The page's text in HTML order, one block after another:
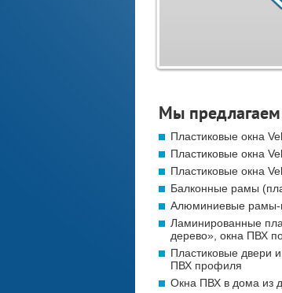
Мы
Пластиковые окна
Пластиковые окна
Пластиковые окна
Балконные рамы
Алюминиевые рамы-
Ламинированные
дерево», окна ПВХ
Пластиковые двери
ПВХ профиля
Окна ПВХ в дома из